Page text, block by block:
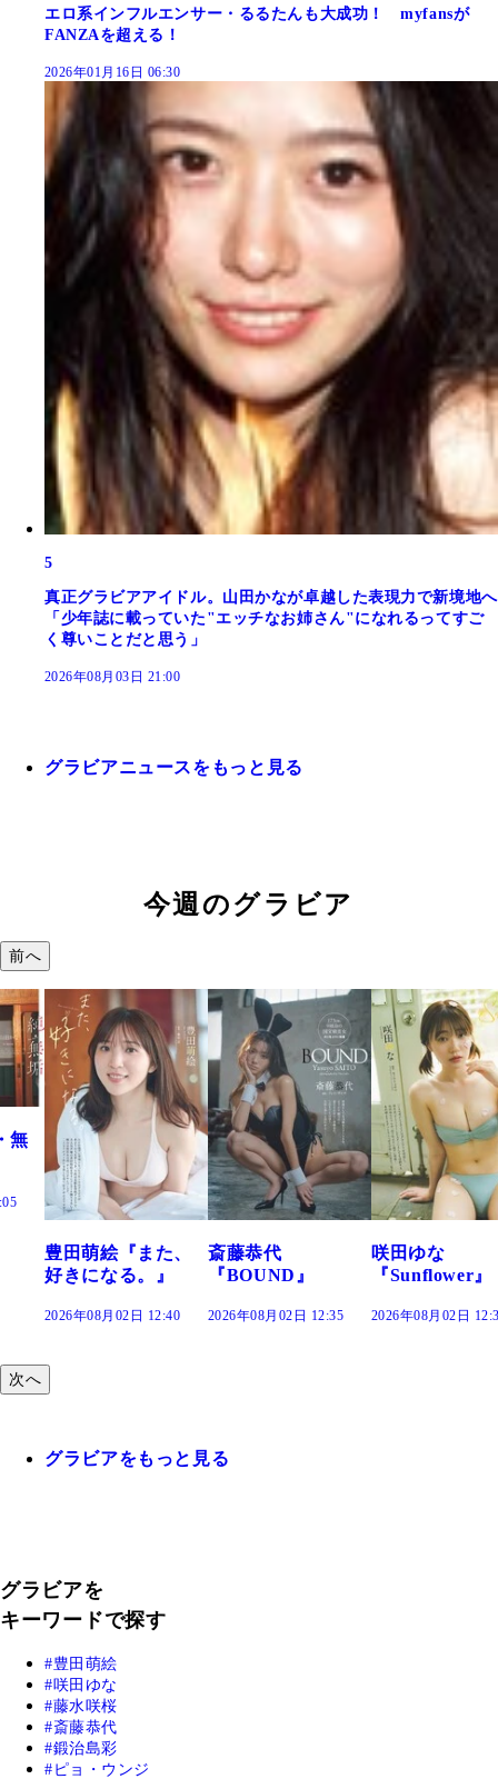
エロ系インフルエンサー・るるたんも大成功！ myfansが
FANZAを超える！
2026年01月16日 06:30
5
真正グラビアアイドル。山田かなが卓越した表現力で新境地へ
「少年誌に載っていた"エッチなお姉さん"になれるってすご
く尊いことだと思う」
2026年08月03日 21:00
グラビアニュースをもっと見る
今週のグラビア
前へ
斎藤恭代
『BOUND』
2026年08月02日 12:35
咲田ゆな
『Sunflower』
2026年08月02日 12:30
藤水咲桜『花
だまり』
2026年08月02日
次へ
グラビアをもっと見る
グラビアを
キーワードで探す
豊田萌絵
咲田ゆな
藤水咲桜
斎藤恭代
鍛治島彩
ピョ・ウンジ